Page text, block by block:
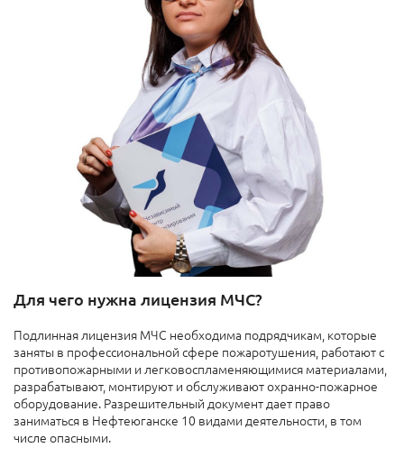
Для чего нужна лицензия МЧС?
Подлинная лицензия МЧС необходима подрядчикам, которые
заняты в профессиональной сфере пожаротушения, работают с
противопожарными и легковоспламеняющимися материалами,
разрабатывают, монтируют и обслуживают охранно-пожарное
оборудование. Разрешительный документ дает право
заниматься в Нефтеюганске 10 видами деятельности, в том
числе опасными.